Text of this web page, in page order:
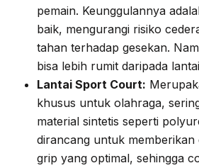
pemain. Keunggulannya
baik, mengurangi risiko
tahan terhadap gesekan.
bisa lebih rumit daripada
Lantai Sport Court:
khusus untuk olahraga,
material sintetis seperti
dirancang untuk memberikan
grip yang optimal, sehingga